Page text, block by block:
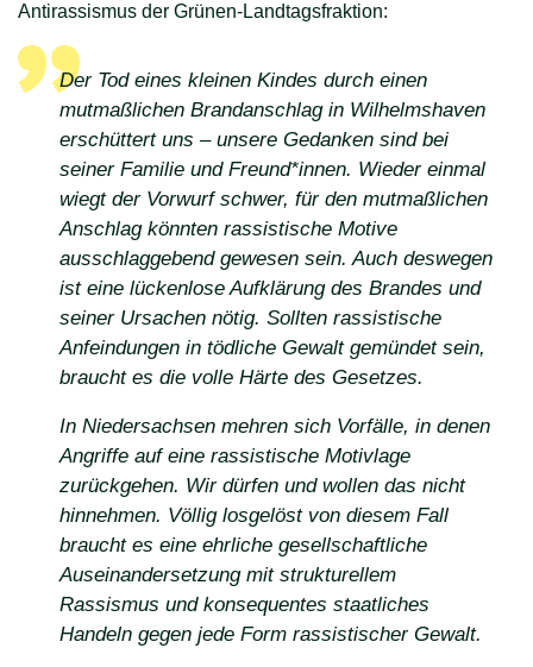
Antirassismus der Grünen-Landtagsfraktion:
Der Tod eines kleinen Kindes durch einen
mutmaßlichen Brandanschlag in Wilhelmshaven
erschüttert uns – unsere Gedanken sind bei
seiner Familie und Freund*innen. Wieder einmal
wiegt der Vorwurf schwer, für den mutmaßlichen
Anschlag könnten rassistische Motive
ausschlaggebend gewesen sein. Auch deswegen
ist eine lückenlose Aufklärung des Brandes und
seiner Ursachen nötig. Sollten rassistische
Anfeindungen in tödliche Gewalt gemündet sein,
braucht es die volle Härte des Gesetzes.
In Niedersachsen mehren sich Vorfälle, in denen
Angriffe auf eine rassistische Motivlage
zurückgehen. Wir dürfen und wollen das nicht
hinnehmen. Völlig losgelöst von diesem Fall
braucht es eine ehrliche gesellschaftliche
Auseinandersetzung mit strukturellem
Rassismus und konsequentes staatliches
Handeln gegen jede Form rassistischer Gewalt.